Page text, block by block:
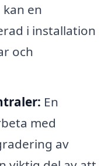
en
i installation
och
En
med
av